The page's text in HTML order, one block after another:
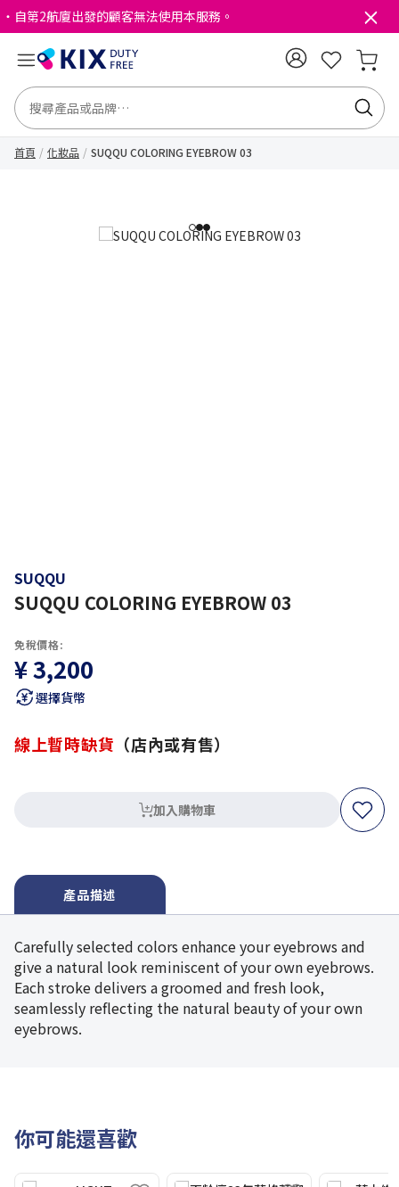
・自第2航廈出發的顧客無法使用本服務。
首頁 化妝品 SUQQU COLORING EYEBROW 03
123
SUQQU
SUQQU COLORING EYEBROW 03
免稅價格:
¥ 3,200
選擇貨幣
線上暫時缺貨 （店內或有售）
加入購物車
產品描述
Carefully selected colors enhance your eyebrows and
give a natural look reminiscent of your own eyebrows.
Each stroke delivers a groomed and fresh look,
seamlessly reflecting the natural beauty of your own
eyebrows.
你可能還喜歡